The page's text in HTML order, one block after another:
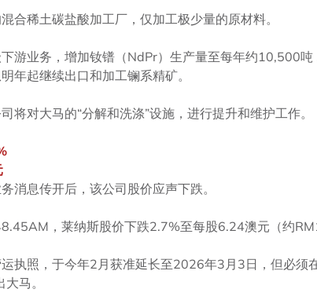
合稀土碳盐酸加工厂，仅加工极少量的原材料。
游业务，增加钕镨（NdPr）生产量至每年约10,500
年起继续出口和加工镧系精矿。
将对大马的“分解和洗涤”设施，进行提升和维护工作。
消息传开后，该公司股价应声下跌。
，莱纳斯股价下跌2.7%至每股6.24澳元（约
执照，于今年2月获准延长至2026年3月3日，但必须
马。